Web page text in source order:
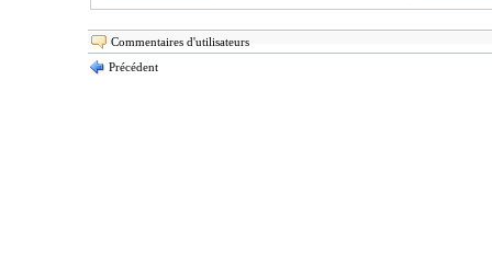
Commentaires d'utilisateurs
Précédent